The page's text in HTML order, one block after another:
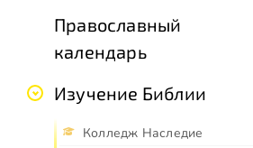
Православный
календарь
Изучение Библии
Колледж Наследие